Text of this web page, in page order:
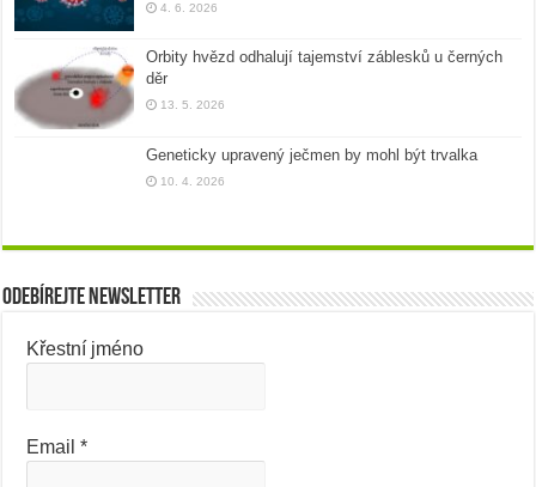
4. 6. 2026
Orbity hvězd odhalují tajemství záblesků u černých
děr
13. 5. 2026
Geneticky upravený ječmen by mohl být trvalka
10. 4. 2026
Odebírejte newsletter
Křestní jméno
Email*